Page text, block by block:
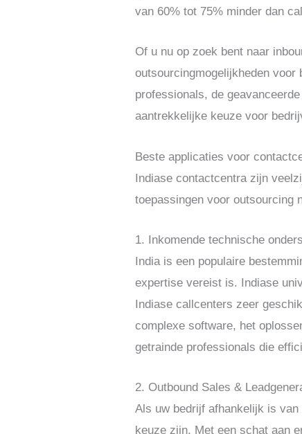
van 60% tot 75% minder dan
Of u nu op zoek bent naar
outsourcingmogelijkheden voor
professionals, de
aantrekkelijke keuze voor
Beste applicaties voor
Indiase contactcentra zijn
toepassingen voor outsourcing
1. Inkomende technische
India is een populaire
expertise vereist is. Indiase
Indiase callcenters zeer
complexe software, het
getrainde professionals die
2. Outbound Sales &
Als uw bedrijf afhankelijk is
keuze zijn. Met een schat aan